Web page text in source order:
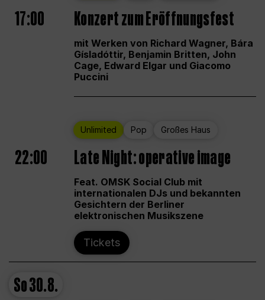
17:00 Konzert zum Eröffnungsfest
mit Werken von Richard Wagner, Bára
Gísladóttir, Benjamin Britten, John
Cage, Edward Elgar und Giacomo
Puccini
Unlimited Pop Großes Haus
22:00 Late Night: operative image
Feat. OMSK Social Club mit
internationalen DJs und bekannten
Gesichtern der Berliner
elektronischen Musikszene
Tickets
So30.8.